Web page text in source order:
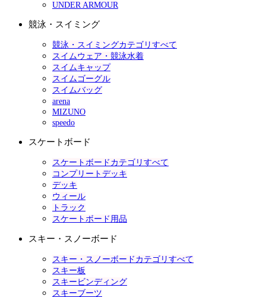
UNDER ARMOUR
競泳・スイミング
競泳・スイミングカテゴリすべて
スイムウェア・競泳水着
スイムキャップ
スイムゴーグル
スイムバッグ
arena
MIZUNO
speedo
スケートボード
スケートボードカテゴリすべて
コンプリートデッキ
デッキ
ウィール
トラック
スケートボード用品
スキー・スノーボード
スキー・スノーボードカテゴリすべて
スキー板
スキービンディング
スキーブーツ